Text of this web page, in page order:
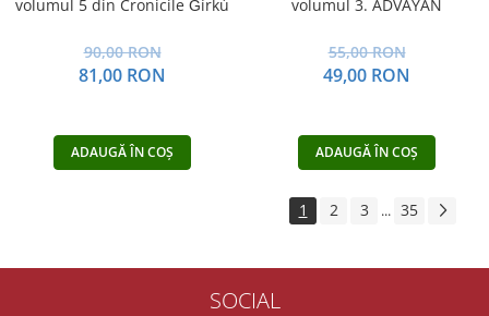
volumul 5 din Cronicile Ǧírkù
90,00 RON
81,00 RON
ADAUGĂ ÎN COȘ
volumul 3. ADVAYAN
55,00 RON
49,00 RON
ADAUGĂ ÎN COȘ
1 2 3 ... 35
SOCIAL